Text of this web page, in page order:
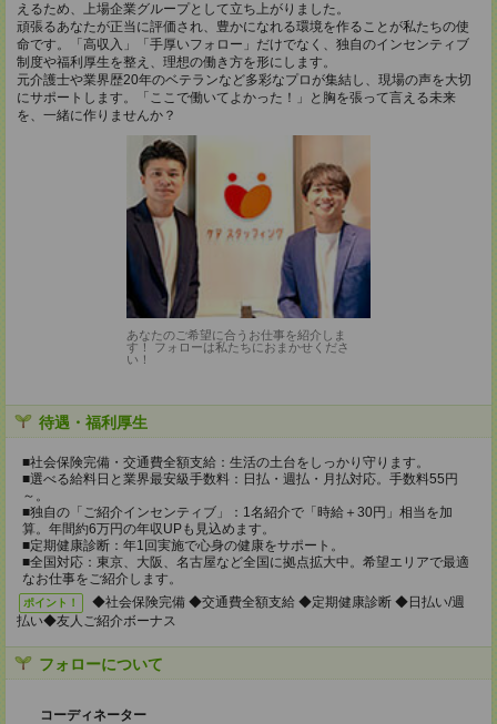
えるため、上場企業グループとして立ち上がりました。
頑張るあなたが正当に評価され、豊かになれる環境を作ることが私たちの使
命です。「高収入」「手厚いフォロー」だけでなく、独自のインセンティブ
制度や福利厚生を整え、理想の働き方を形にします。
元介護士や業界歴20年のベテランなど多彩なプロが集結し、現場の声を大切
にサポートします。「ここで働いてよかった！」と胸を張って言える未来
を、一緒に作りませんか？
あなたのご希望に合うお仕事を紹介しま
す！ フォローは私たちにおまかせくださ
い！
待遇・福利厚生
■社会保険完備・交通費全額支給：生活の土台をしっかり守ります。
■選べる給料日と業界最安級手数料：日払・週払・月払対応。手数料55円
～。
■独自の「ご紹介インセンティブ」：1名紹介で「時給＋30円」相当を加
算。年間約6万円の年収UPも見込めます。
■定期健康診断：年1回実施で心身の健康をサポート。
■全国対応：東京、大阪、名古屋など全国に拠点拡大中。希望エリアで最適
なお仕事をご紹介します。
ポイント！
◆社会保険完備 ◆交通費全額支給 ◆定期健康診断 ◆日払い/週
払い◆友人ご紹介ボーナス
フォローについて
コーディネーター